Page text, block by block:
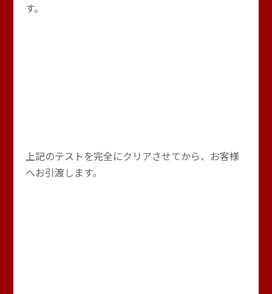
す。
上記のテストを完全にクリアさせてから、お客様
へお引渡します。